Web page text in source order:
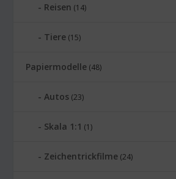
Reisen (14)
Tiere (15)
Papiermodelle (48)
Autos (23)
Skala 1:1 (1)
Zeichentrickfilme (24)